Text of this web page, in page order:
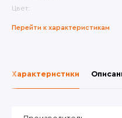
Цвет:
Перейти к характеристикам
Характеристики